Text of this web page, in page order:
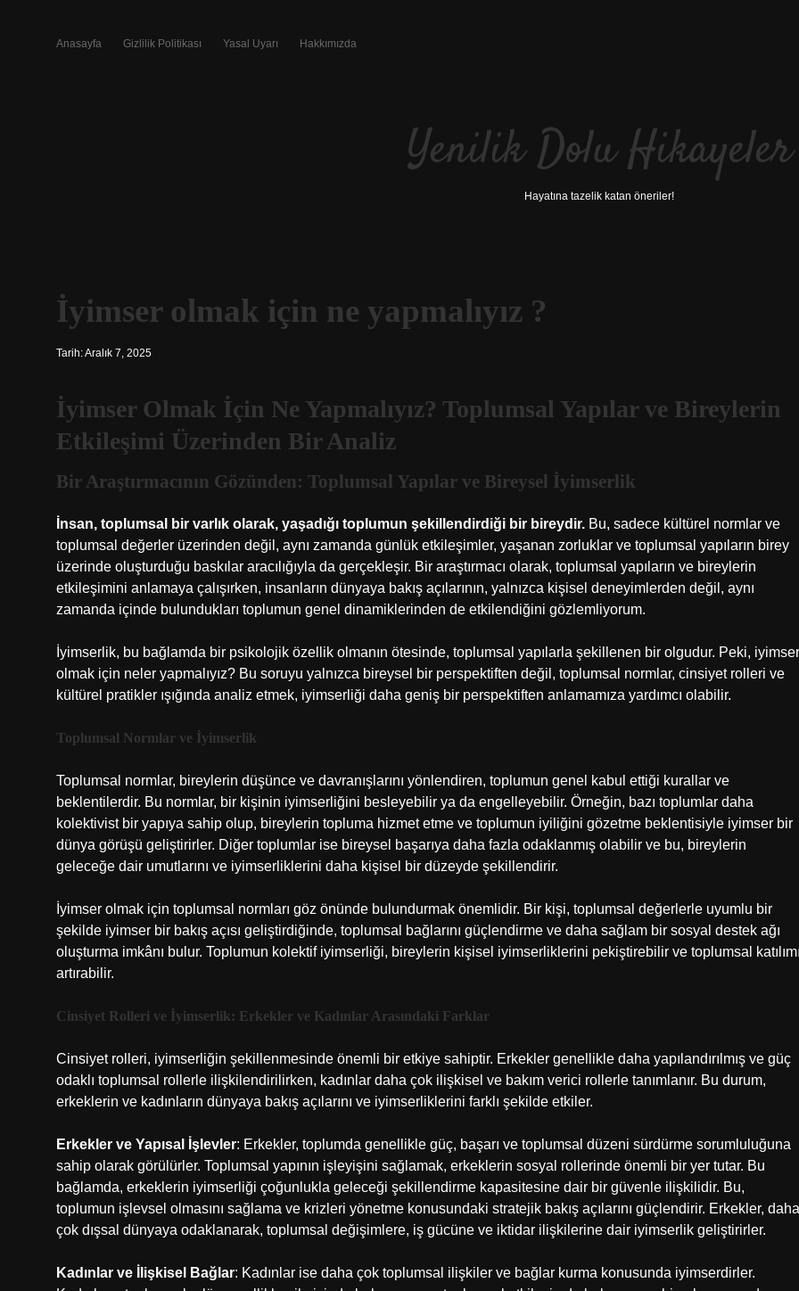
Anasayfa Gizlilik Politikası Yasal Uyarı Hakkımızda
Yenilik Dolu Hikayeler
Hayatına tazelik katan öneriler!
İyimser olmak için ne yapmalıyız ?
Tarih: Aralık 7, 2025
İyimser Olmak İçin Ne Yapmalıyız? Toplumsal Yapılar ve Bireylerin
Etkileşimi Üzerinden Bir Analiz
Bir Araştırmacının Gözünden: Toplumsal Yapılar ve Bireysel İyimserlik
İnsan, toplumsal bir varlık olarak, yaşadığı toplumun şekillendirdiği bir bireydir. Bu, sadece kültürel normlar ve
toplumsal değerler üzerinden değil, aynı zamanda günlük etkileşimler, yaşanan zorluklar ve toplumsal yapıların birey
üzerinde oluşturduğu baskılar aracılığıyla da gerçekleşir. Bir araştırmacı olarak, toplumsal yapıların ve bireylerin
etkileşimini anlamaya çalışırken, insanların dünyaya bakış açılarının, yalnızca kişisel deneyimlerden değil, aynı
zamanda içinde bulundukları toplumun genel dinamiklerinden de etkilendiğini gözlemliyorum.
İyimserlik, bu bağlamda bir psikolojik özellik olmanın ötesinde, toplumsal yapılarla şekillenen bir olgudur. Peki, iyimser
olmak için neler yapmalıyız? Bu soruyu yalnızca bireysel bir perspektiften değil, toplumsal normlar, cinsiyet rolleri ve
kültürel pratikler ışığında analiz etmek, iyimserliği daha geniş bir perspektiften anlamamıza yardımcı olabilir.
Toplumsal Normlar ve İyimserlik
Toplumsal normlar, bireylerin düşünce ve davranışlarını yönlendiren, toplumun genel kabul ettiği kurallar ve
beklentilerdir. Bu normlar, bir kişinin iyimserliğini besleyebilir ya da engelleyebilir. Örneğin, bazı toplumlar daha
kolektivist bir yapıya sahip olup, bireylerin topluma hizmet etme ve toplumun iyiliğini gözetme beklentisiyle iyimser bir
dünya görüşü geliştirirler. Diğer toplumlar ise bireysel başarıya daha fazla odaklanmış olabilir ve bu, bireylerin
geleceğe dair umutlarını ve iyimserliklerini daha kişisel bir düzeyde şekillendirir.
İyimser olmak için toplumsal normları göz önünde bulundurmak önemlidir. Bir kişi, toplumsal değerlerle uyumlu bir
şekilde iyimser bir bakış açısı geliştirdiğinde, toplumsal bağlarını güçlendirme ve daha sağlam bir sosyal destek ağı
oluşturma imkânı bulur. Toplumun kolektif iyimserliği, bireylerin kişisel iyimserliklerini pekiştirebilir ve toplumsal
artırabilir.
Cinsiyet Rolleri ve İyimserlik: Erkekler ve Kadınlar Arasındaki Farklar
Cinsiyet rolleri, iyimserliğin şekillenmesinde önemli bir etkiye sahiptir. Erkekler genellikle daha yapılandırılmış ve güç
odaklı toplumsal rollerle ilişkilendirilirken, kadınlar daha çok ilişkisel ve bakım verici rollerle tanımlanır. Bu durum,
erkeklerin ve kadınların dünyaya bakış açılarını ve iyimserliklerini farklı şekilde etkiler.
Erkekler ve Yapısal İşlevler: Erkekler, toplumda genellikle güç, başarı ve toplumsal düzeni sürdürme sorumluluğuna
sahip olarak görülürler. Toplumsal yapının işleyişini sağlamak, erkeklerin sosyal rollerinde önemli bir yer tutar. Bu
bağlamda, erkeklerin iyimserliği çoğunlukla geleceği şekillendirme kapasitesine dair bir güvenle ilişkilidir. Bu,
toplumun işlevsel olmasını sağlama ve krizleri yönetme konusundaki stratejik bakış açılarını güçlendirir. Erkekler, daha
çok dışsal dünyaya odaklanarak, toplumsal değişimlere, iş gücüne ve iktidar ilişkilerine dair iyimserlik geliştirirler.
Kadınlar ve İlişkisel Bağlar: Kadınlar ise daha çok toplumsal ilişkiler ve bağlar kurma konusunda iyimserdirler.